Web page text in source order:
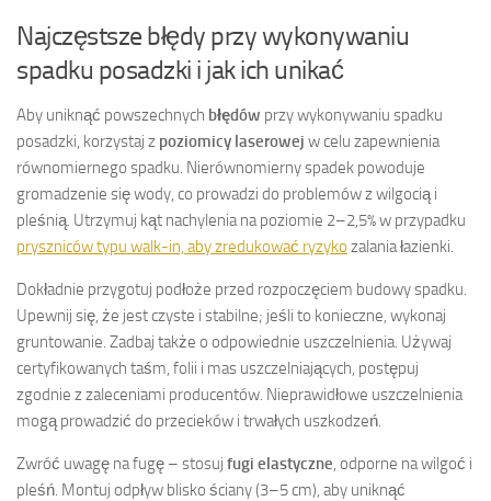
Najczęstsze błędy przy wykonywaniu
spadku posadzki i jak ich unikać
Aby uniknąć powszechnych błędów przy wykonywaniu spadku
posadzki, korzystaj z poziomicy laserowej w celu zapewnienia
równomiernego spadku. Nierównomierny spadek powoduje
gromadzenie się wody, co prowadzi do problemów z wilgocią i
pleśnią. Utrzymuj kąt nachylenia na poziomie 2–2,5% w przypadku
pryszniców typu walk-in, aby zredukować ryzyko zalania łazienki.
Dokładnie przygotuj podłoże przed rozpoczęciem budowy spadku.
Upewnij się, że jest czyste i stabilne; jeśli to konieczne, wykonaj
gruntowanie. Zadbaj także o odpowiednie uszczelnienia. Używaj
certyfikowanych taśm, folii i mas uszczelniających, postępuj
zgodnie z zaleceniami producentów. Nieprawidłowe uszczelnienia
mogą prowadzić do przecieków i trwałych uszkodzeń.
Zwróć uwagę na fugę – stosuj fugi elastyczne , odporne na wilgoć i
pleśń. Montuj odpływ blisko ściany (3–5 cm), aby uniknąć